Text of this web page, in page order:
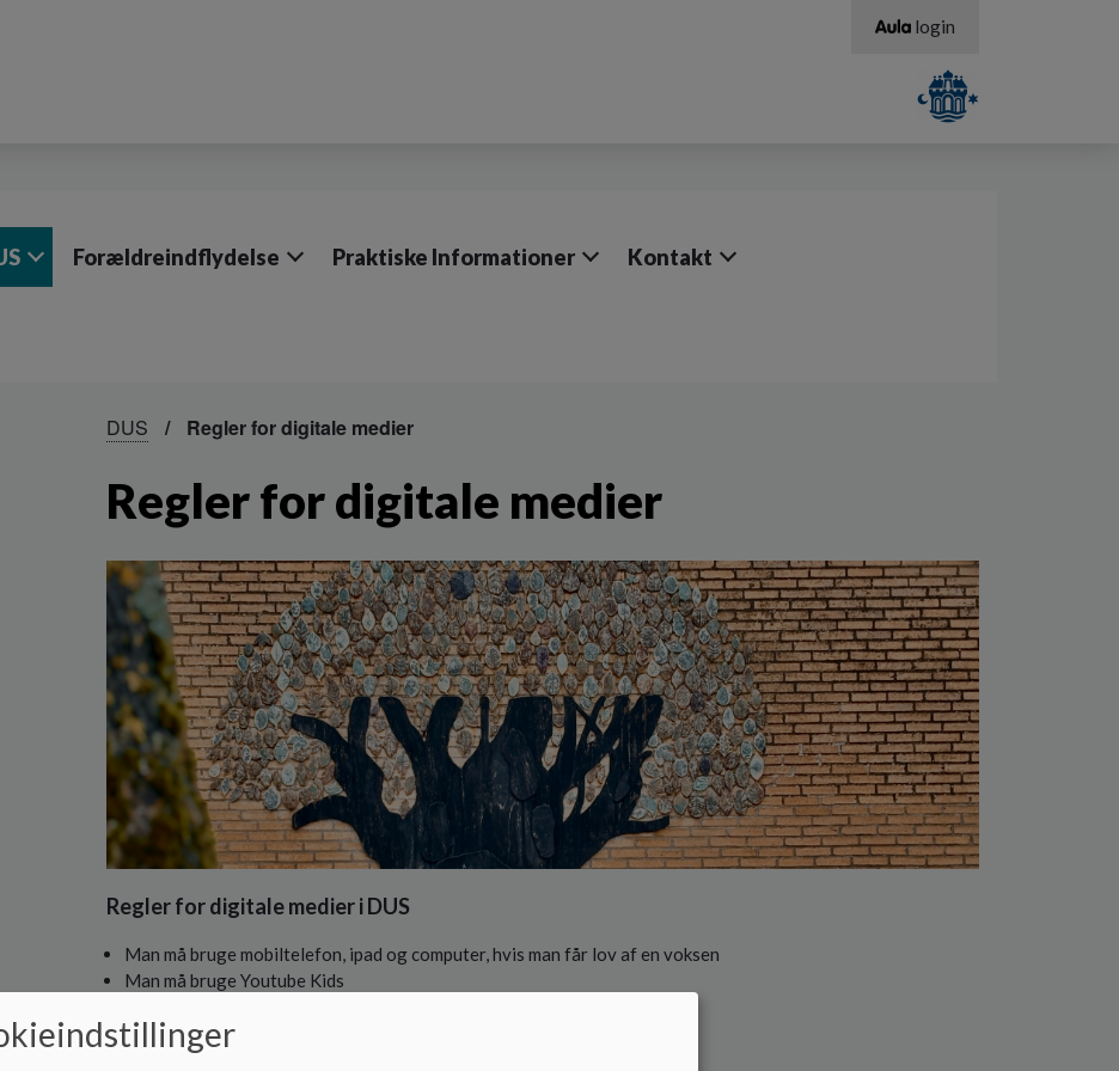
login
Forældreindflydelse Praktiske Informationer Kontakt
DUS Regler for digitale medier
Regler for digitale medier
Regler for digitale medier i DUS
Man må bruge mobiltelefon, ipad og computer, hvis man får lov af en voksen
Man må bruge Youtube Kids
Man må altid spørge de voksne om hjælp når man er på nettet
Skriv kun noget til nogen som du selv kunne tænke dig at skrev til dig